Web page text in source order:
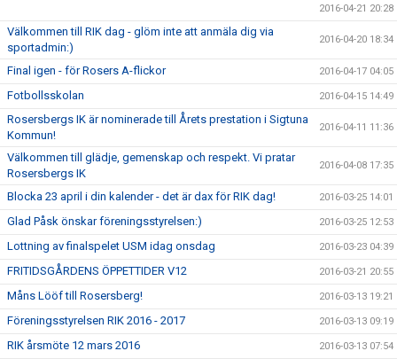
2016-04-21 20:28
Välkommen till RIK dag - glöm inte att anmäla dig via
sportadmin:)
2016-04-20 18:34
Final igen - för Rosers A-flickor 2016-04-17 04:05
Fotbollsskolan 2016-04-15 14:49
Rosersbergs IK är nominerade till Årets prestation i Sigtuna
Kommun!
2016-04-11 11:36
Välkommen till glädje, gemenskap och respekt. Vi pratar
Rosersbergs IK
2016-04-08 17:35
Blocka 23 april i din kalender - det är dax för RIK dag! 2016-03-25 14:01
Glad Påsk önskar föreningsstyrelsen:) 2016-03-25 12:53
Lottning av finalspelet USM idag onsdag 2016-03-23 04:39
FRITIDSGÅRDENS ÖPPETTIDER V12 2016-03-21 20:55
Måns Lööf till Rosersberg! 2016-03-13 19:21
Föreningsstyrelsen RIK 2016 - 2017 2016-03-13 09:19
RIK årsmöte 12 mars 2016 2016-03-13 07:54